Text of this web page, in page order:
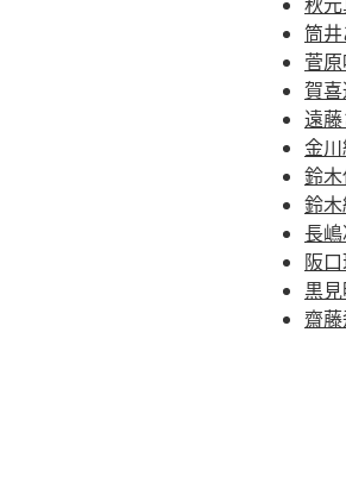
筒
菅
賀
遠
金
鈴
鈴
長
阪
黒
齋